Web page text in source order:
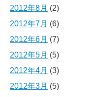
2012年8月 (2)
2012年7月 (6)
2012年6月 (7)
2012年5月 (5)
2012年4月 (3)
2012年3月 (5)